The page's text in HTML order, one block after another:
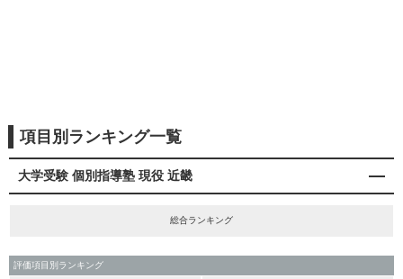
項目別ランキング一覧
大学受験 個別指導塾 現役 近畿
総合ランキング
評価項目別ランキング